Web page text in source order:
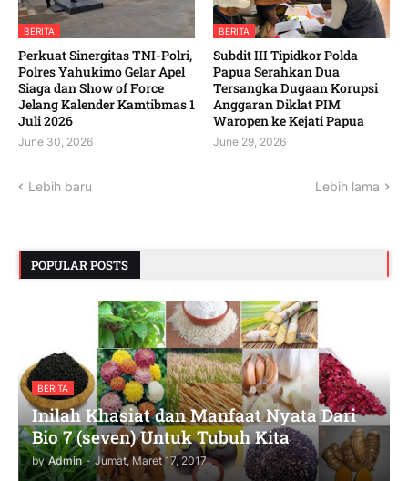
BERITA
‎Perkuat Sinergitas TNI-Polri,
Polres Yahukimo Gelar Apel
Siaga dan Show of Force
Jelang Kalender Kamtibmas 1
Juli 2026 ‎ ‎
June 30, 2026
BERITA
Subdit III Tipidkor Polda
Papua Serahkan Dua
Tersangka Dugaan Korupsi
Anggaran Diklat PIM
Waropen ke Kejati Papua
June 29, 2026
Lebih baru Lebih lama
POPULAR POSTS
BERITA
Inilah Khasiat dan Manfaat Nyata Dari
Bio 7 (seven) Untuk Tubuh Kita
by Admin - Jumat, Maret 17, 2017